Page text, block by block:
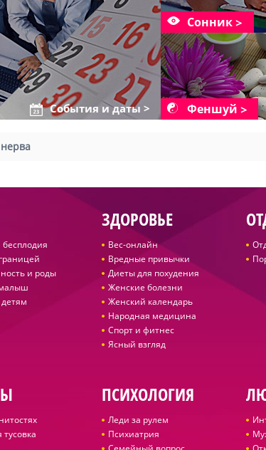
События и даты >
Сонник
Феншуй
и роды
ЗДОРОВЬЕ
Вес-онлайн
Вредные привычки
Диеты для похудения
Женские болезни
Женский календарь
Народная медицина
Спорт и фитнес
Ясный взгляд
тусовка
ПСИХОЛОГИЯ
Леди за рулем
Психиатрия